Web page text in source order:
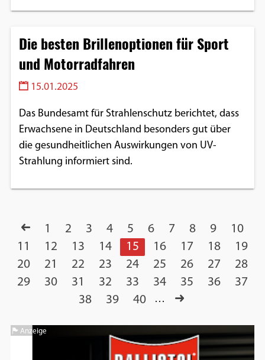
Die besten Brillenoptionen für Sport
und Motorradfahren
15.01.2025
Das Bundesamt für Strahlenschutz berichtet, dass
Erwachsene in Deutschland besonders gut über
die gesundheitlichen Auswirkungen von UV-
Strahlung informiert sind.
1 2 3 4 5 6 7 8 9
10
11
12 13 14 15 16 17 18
19
20
21 22 23 24 25 26 27
28
29
30 31 32 33 34 35 36
37
38
39 40 …
Anzeige